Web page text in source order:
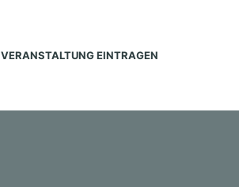
VERANSTALTUNG EINTRAGEN